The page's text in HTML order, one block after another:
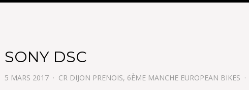
SONY DSC
5 MARS 2017 CR DIJON PRENOIS, 6ÈME MANCHE EUROPEAN BIKES